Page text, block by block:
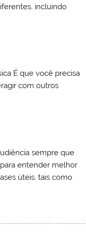
incluindo
É que você precisa
com outros
sempre que
entender melhor
úteis, tais como